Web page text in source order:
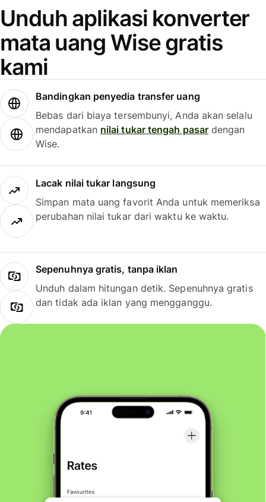
Unduh aplikasi konverter
mata uang Wise gratis
kami
Bandingkan penyedia transfer uang
Bebas dari biaya tersembunyi, Anda akan selalu
mendapatkan nilai tukar tengah pasardengan
Wise.
Lacak nilai tukar langsung
Simpan mata uang favorit Anda untuk memeriksa
perubahan nilai tukar dari waktu ke waktu.
Sepenuhnya gratis, tanpa iklan
Unduh dalam hitungan detik. Sepenuhnya gratis
dan tidak ada iklan yang mengganggu.